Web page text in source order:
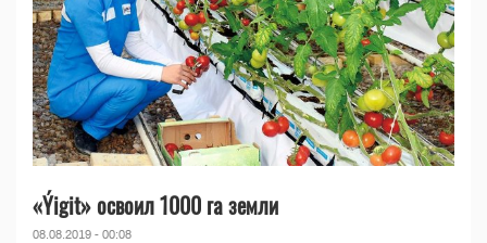
«Ýigit» освоил 1000 га земли
08.08.2019 - 00:08